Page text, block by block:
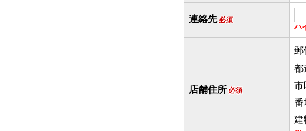
連絡先 必須
ハ
店舗住所 必須
郵
都
市
番
建